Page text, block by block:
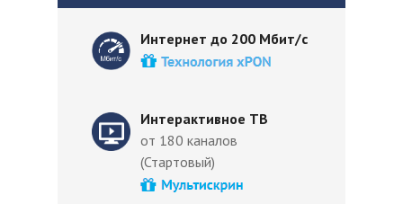
Интерактивное ТВ
от 180 каналов
(Стартовый)
Интернет до 200 Мбит/с